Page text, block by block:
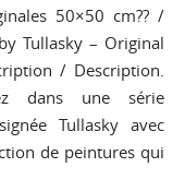
50×50 cm?? /
Tullasky – Original
/ Description.
dans une série
Tullasky avec
de peintures qui